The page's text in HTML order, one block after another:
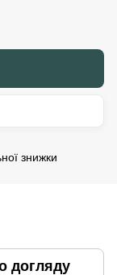
знижки
догляду